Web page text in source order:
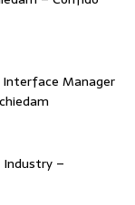
Interface Manager
Industry –